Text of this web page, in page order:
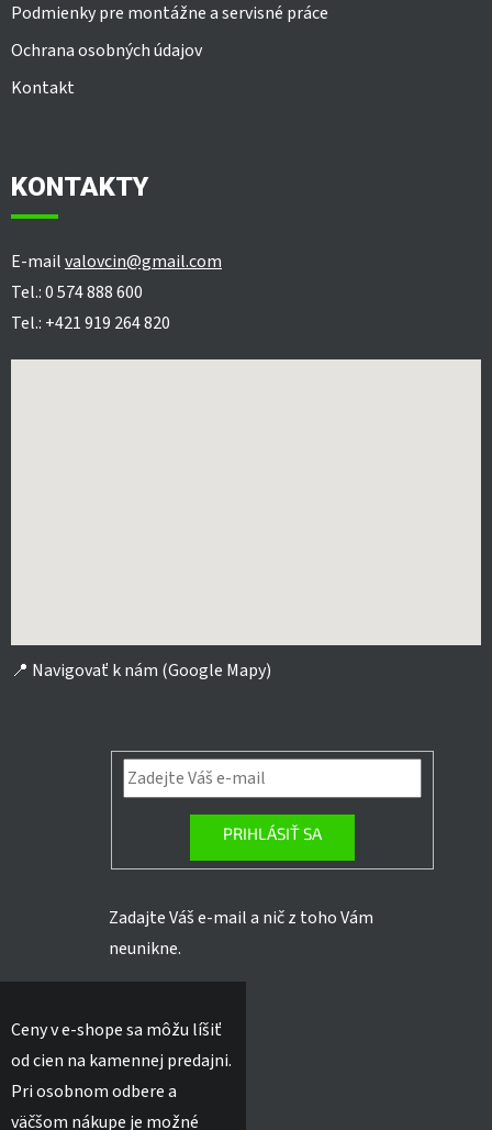
Podmienky pre montážne a servisné práce
Ochrana osobných údajov
Kontakt
KONTAKTY
E-mailvalovcin@gmail.com
Tel.: 0 574 888 600
Tel.: +421 919 264 820
📍 Navigovať k nám (Google Mapy)
PRIHLÁSIŤ SA
Zadajte Váš e-mail a nič z toho Vám
neunikne.
Ceny v e-shope sa môžu líšiť
od cien na kamennej predajni.
Pri osobnom odbere a
väčšom nákupe je možné